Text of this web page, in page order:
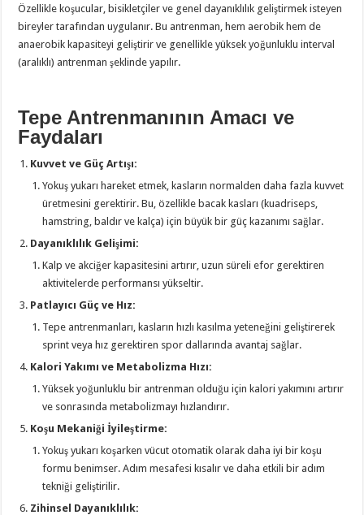
Özellikle koşucular, bisikletçiler ve genel dayanıklılık geliştirmek isteyen
bireyler tarafından uygulanır. Bu antrenman, hem aerobik hem de
anaerobik kapasiteyi geliştirir ve genellikle yüksek yoğunluklu interval
(aralıklı) antrenman şeklinde yapılır.
Tepe Antrenmanının Amacı ve
Faydaları
Kuvvet ve Güç Artışı:
Yokuş yukarı hareket etmek, kasların normalden daha fazla kuvvet
üretmesini gerektirir. Bu, özellikle bacak kasları (kuadriseps,
hamstring, baldır ve kalça) için büyük bir güç kazanımı sağlar.
Dayanıklılık Gelişimi:
Kalp ve akciğer kapasitesini artırır, uzun süreli efor gerektiren
aktivitelerde performansı yükseltir.
Patlayıcı Güç ve Hız:
Tepe antrenmanları, kasların hızlı kasılma yeteneğini geliştirerek
sprint veya hız gerektiren spor dallarında avantaj sağlar.
Kalori Yakımı ve Metabolizma Hızı:
Yüksek yoğunluklu bir antrenman olduğu için kalori yakımını artırır
ve sonrasında metabolizmayı hızlandırır.
Koşu Mekaniği İyileştirme:
Yokuş yukarı koşarken vücut otomatik olarak daha iyi bir koşu
formu benimser. Adım mesafesi kısalır ve daha etkili bir adım
tekniği geliştirilir.
Zihinsel Dayanıklılık: